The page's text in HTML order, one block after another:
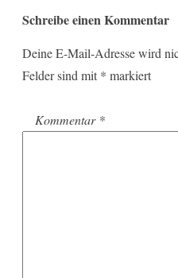
Schreibe einen Kommentar
Deine E-Mail-Adresse wird
Felder sind mit * markiert
Kommentar *